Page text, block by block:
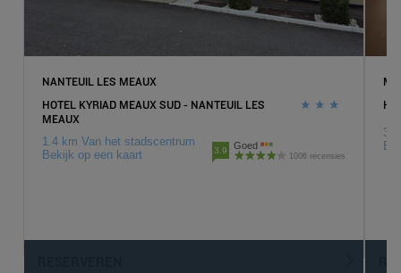
NANTEUIL LES MEAUX
HOTEL KYRIAD MEAUX SUD - NANTEUIL LES
MEAUX
1.4 km Van het stadscentrum
Bekijk op een kaart
3.9 Goed
1006 recensies